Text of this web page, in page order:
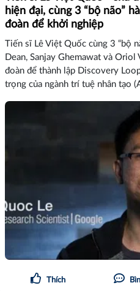
hiện đại, cùng 3 “bộ não”
đoàn để khởi nghiệp
Tiến sĩ Lê Việt Quốc cùng 3 “bộ
Dean, Sanjay Ghemawat và
đoàn để thành lập Discovery
trọng của ngành trí tuệ nhân tạo
Thích